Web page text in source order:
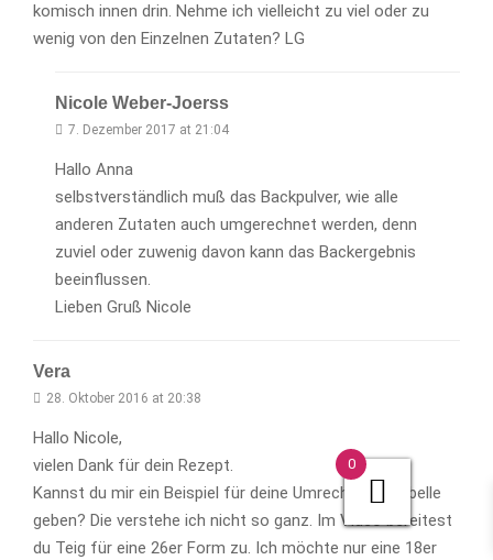
komisch innen drin. Nehme ich vielleicht zu viel oder zu
wenig von den Einzelnen Zutaten? LG
Nicole Weber-Joerss
7. Dezember 2017 at 21:04
Hallo Anna
selbstverständlich muß das Backpulver, wie alle
anderen Zutaten auch umgerechnet werden, denn
zuviel oder zuwenig davon kann das Backergebnis
beeinflussen.
Lieben Gruß Nicole
Vera
28. Oktober 2016 at 20:38
Hallo Nicole,
vielen Dank für dein Rezept.
Kannst du mir ein Beispiel für deine Umrechnungstabelle
geben? Die verstehe ich nicht so ganz. Im Video bereitest
du Teig für eine 26er Form zu. Ich möchte nur eine 18er
0